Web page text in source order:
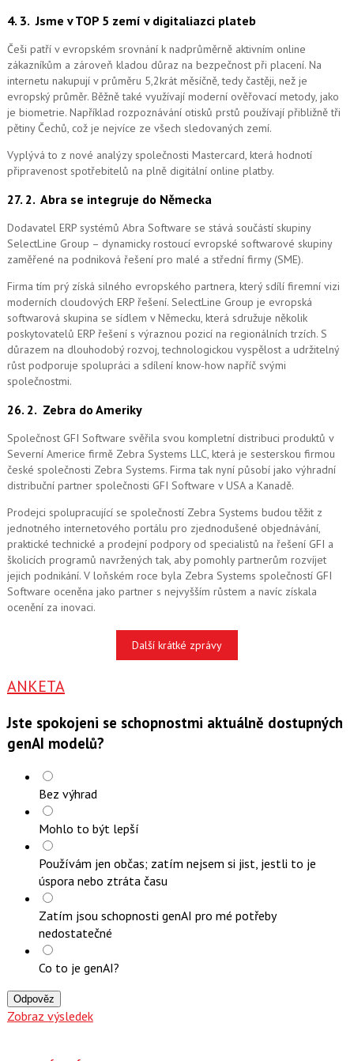
4. 3.Jsme v TOP 5 zemí v digitaliazci plateb
Češi patří v evropském srovnání k nadprůměrně aktivním online
zákazníkům a zároveň kladou důraz na bezpečnost při placení. Na
internetu nakupují v průměru 5,2krát měsíčně, tedy častěji, než je
evropský průměr. Běžně také využívají moderní ověřovací metody, jako
je biometrie. Například rozpoznávání otisků prstů používají přibližně tři
pětiny Čechů, což je nejvíce ze všech sledovaných zemí.
Vyplývá to z nové analýzy společnosti Mastercard, která hodnotí
připravenost spotřebitelů na plně digitální online platby.
27. 2. Abra se integruje do Německa
Dodavatel ERP systémů Abra Software se stává součástí skupiny
SelectLine Group – dynamicky rostoucí evropské softwarové skupiny
zaměřené na podniková řešení pro malé a střední firmy (SME).
Firma tím prý získá silného evropského partnera, který sdílí firemní vizi
moderních cloudových ERP řešení. SelectLine Group je evropská
softwarová skupina se sídlem v Německu, která sdružuje několik
poskytovatelů ERP řešení s výraznou pozicí na regionálních trzích. S
důrazem na dlouhodobý rozvoj, technologickou vyspělost a udržitelný
růst podporuje spolupráci a sdílení know-how napříč svými
společnostmi.
26. 2. Zebra do Ameriky
Společnost GFI Software svěřila svou kompletní distribuci produktů v
Severní Americe firmě Zebra Systems LLC, která je sesterskou firmou
české společnosti Zebra Systems. Firma tak nyní působí jako výhradní
distribuční partner společnosti GFI Software v USA a Kanadě.
Prodejci spolupracující se společností Zebra Systems budou těžit z
jednotného internetového portálu pro zjednodušené objednávání,
praktické technické a prodejní podpory od specialistů na řešení GFI a
školicích programů navržených tak, aby pomohly partnerům rozvíjet
jejich podnikání. V loňském roce byla Zebra Systems společností GFI
Software oceněna jako partner s nejvyšším růstem a navíc získala
ocenění za inovaci.
Další krátké zprávy
ANKETA
Jste spokojeni se schopnostmi aktuálně dostupných
genAI modelů?
Bez výhrad
Mohlo to být lepší
Používám jen občas; zatím nejsem si jist, jestli to je
úspora nebo ztráta času
Zatím jsou schopnosti genAI pro mé potřeby
nedostatečné
Co to je genAI?
Odpověz
Zobraz výsledek